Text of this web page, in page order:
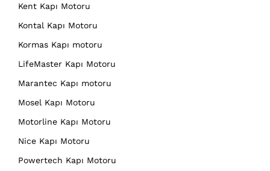
Kent Kapı Motoru
Kontal Kapı Motoru
Kormas Kapı motoru
LifeMaster Kapı Motoru
Marantec Kapı motoru
Mosel Kapı Motoru
Motorline Kapı Motoru
Nice Kapı Motoru
Powertech Kapı Motoru